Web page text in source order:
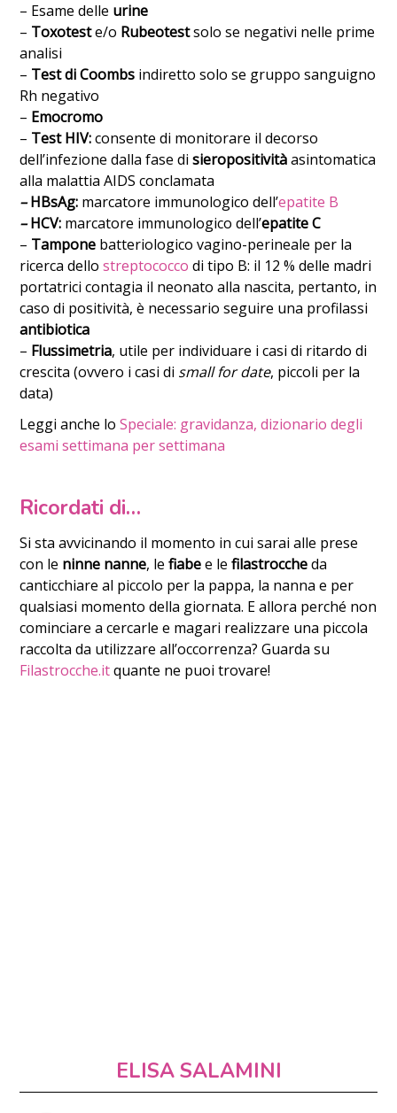
– Esame delle urine
– Toxoteste/o Rubeotestsolo se negativi nelle prime
analisi
– Test di Coombs indiretto solo se gruppo sanguigno
Rh negativo
– Emocromo
– Test HIV:consente di monitorare il decorso
dell’infezione dalla fase disieropositivitàasintomatica
alla malattia AIDS conclamata
–HBsAg: marcatore immunologico dell’epatite B
–HCV: marcatore immunologico dell’epatite C
– Tampone batteriologico vagino-perineale per la
ricerca dellostreptococcodi tipo B: il 12 % delle madri
portatrici contagia il neonato alla nascita, pertanto, in
caso di positività, è necessario seguire una profilassi
antibiotica
– Flussimetria, utile per individuare i casi di ritardo di
crescita (ovvero i casi di small for date, piccoli per la
data)
Leggi anche loSpeciale: gravidanza, dizionario degli
esami settimana per settimana
Ricordati di…
Si sta avvicinando il momento in cui sarai alle prese
con le ninne nanne, lefiabee lefilastroccheda
canticchiare al piccolo per la pappa, la nanna e per
qualsiasi momento della giornata. E allora perché non
cominciare a cercarle e magari realizzare una piccola
raccolta da utilizzare all’occorrenza? Guarda su
Filastrocche.itquante ne puoi trovare!
ELISA SALAMINI